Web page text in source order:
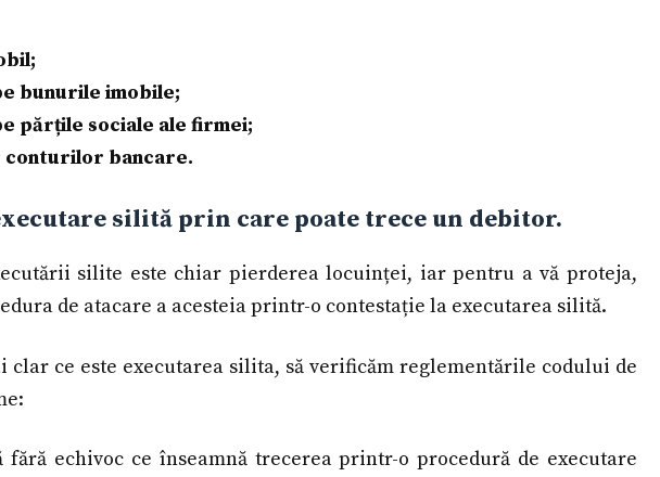
bunurile imobile;
părțile sociale ale firmei;
bancare.
silită prin care poate trece un debitor.
silite este chiar pierderea locuinței, iar pentru a vă proteja,
de atacare a acesteia printr-o contestație la executarea silită.
clar ce este executarea silita, să verificăm reglementările codului de
fără echivoc ce înseamnă trecerea printr-o procedură de executare